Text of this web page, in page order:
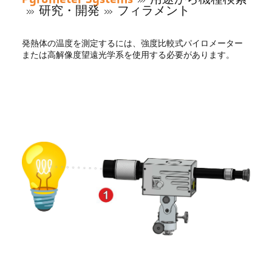
研究・開発
フィラメント
発熱体の温度を測定するには、強度比較式パイロメーター
または高解像度望遠光学系を使用する必要があります。